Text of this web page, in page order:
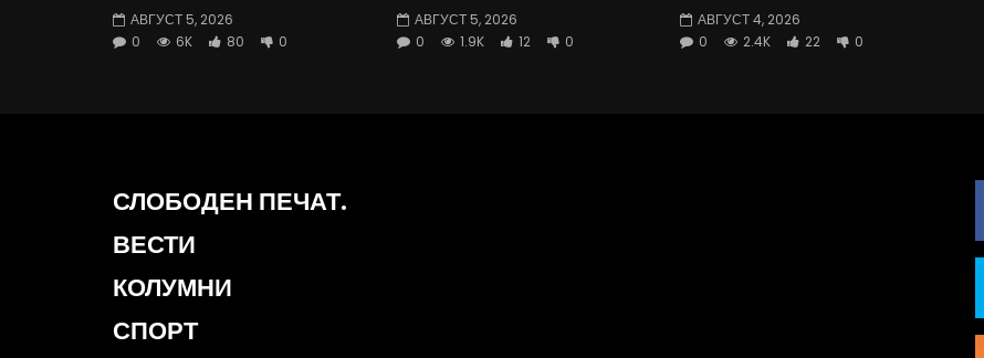
АВГУСТ 5, 2026
0
6K 80 0
АВГУСТ 5, 2026
0
1.9K 12 0
АВГУСТ 4, 2026
0
2.4K 22 0
СЛОБОДЕН ПЕЧАТ.
ВЕСТИ
КОЛУМНИ
СПОРТ